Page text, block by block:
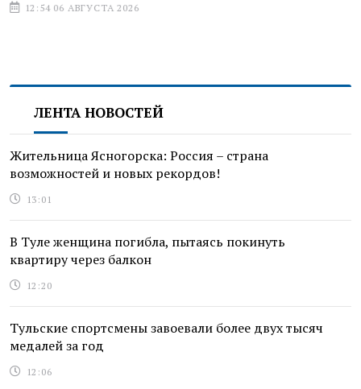
12:54 06 АВГУСТА 2026
ЛЕНТА НОВОСТЕЙ
Жительница Ясногорска: Россия – страна
возможностей и новых рекордов!
13:01
В Туле женщина погибла, пытаясь покинуть
квартиру через балкон
12:20
Тульские спортсмены завоевали более двух тысяч
медалей за год
12:06